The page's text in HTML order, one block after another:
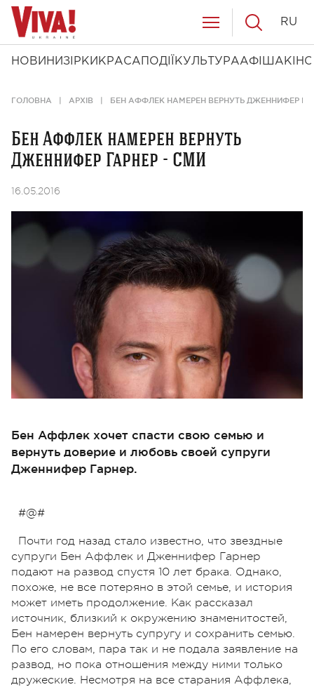
НОВИНИ ЗІРКИ КРАСА ПОДІЇ КУЛЬТУРААФІША КІНО
RU
ГОЛОВНА АРХІВ БЕН АФФЛЕК НАМЕРЕН ВЕРНУТЬ ДЖЕННИФЕР
Бен Аффлек намерен вернуть
Дженнифер Гарнер - СМИ
16.05.2016
Бен Аффлек хочет спасти свою семью и
вернуть доверие и любовь своей супруги
Дженнифер Гарнер.
#@#
Почти год назад стало известно, что звездные
супруги Бен Аффлек и Дженнифер Гарнер
подают на развод спустя 10 лет брака. Однако,
похоже, не все потеряно в этой семье, и история
может иметь продолжение. Как рассказал
источник, близкий к окружению знаменитостей,
Бен намерен вернуть супругу и сохранить семью.
По его словам, пара так и не подала заявление на
развод, но пока отношения между ними только
дружеские. Несмотря на все старания Аффлека,